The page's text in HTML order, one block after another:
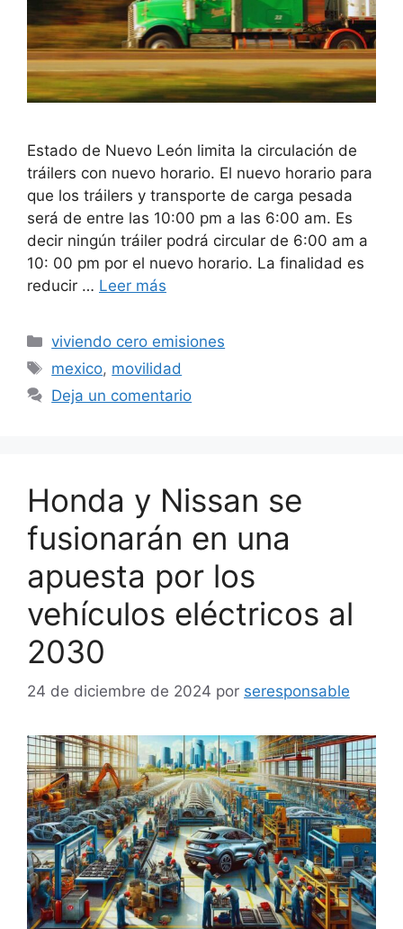
Estado de Nuevo León limita la circulación de
tráilers con nuevo horario. El nuevo horario para
que los tráilers y transporte de carga pesada
será de entre las 10:00 pm a las 6:00 am. Es
decir ningún tráiler podrá circular de 6:00 am a
10: 00 pm por el nuevo horario. La finalidad es
reducir … Leer más
Categorías
viviendo cero emisiones
Etiquetas
mexico, movilidad
Deja un comentario
Honda y Nissan se
fusionarán en una
apuesta por los
vehículos eléctricos al
2030
24 de diciembre de 2024 por seresponsable